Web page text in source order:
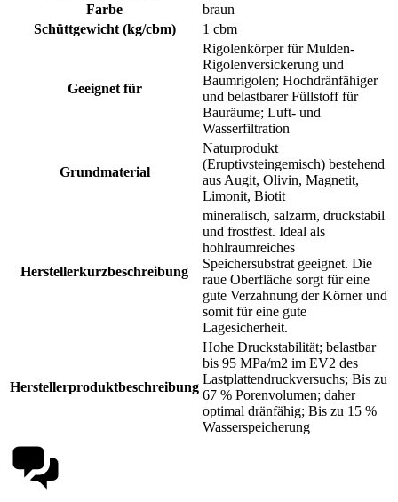
Farbe
braun
Schüttgewicht (kg/cbm)
1 cbm
Geeignet für
Rigolenkörper für Mulden-
Rigolenversickerung und
Baumrigolen; Hochdränfähiger
und belastbarer Füllstoff für
Bauräume; Luft- und
Wasserfiltration
Grundmaterial
Naturprodukt
(Eruptivsteingemisch) bestehend
aus Augit, Olivin, Magnetit,
Limonit, Biotit
Herstellerkurzbeschreibung
mineralisch, salzarm, druckstabil
und frostfest. Ideal als
hohlraumreiches
Speichersubstrat geeignet. Die
raue Oberfläche sorgt für eine
gute Verzahnung der Körner und
somit für eine gute
Lagesicherheit.
Herstellerproduktbeschreibung
Hohe Druckstabilität; belastbar
bis 95 MPa/m2 im EV2 des
Lastplattendruckversuchs; Bis zu
67 % Porenvolumen; daher
optimal dränfähig; Bis zu 15 %
Wasserspeicherung